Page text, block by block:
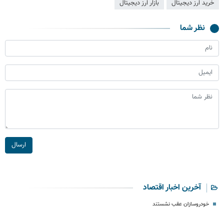
خرید ارز دیجیتال
بازار ارز دیجیتال
نظر شما
ارسال
آخرین اخبار اقتصاد
خودروسازان عقب نشستند